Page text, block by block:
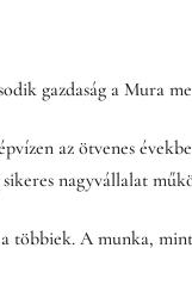
gazdaság a Mura
az ötvenes
nagyvállalat
többiek. A munka,